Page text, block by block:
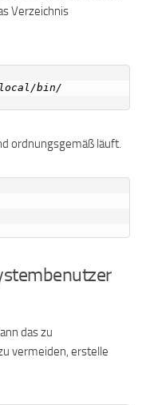
Verzeichnis
ordnungsgemäß läuft.
das zu
vermeiden, erstelle